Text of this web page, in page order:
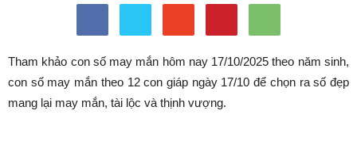
Tham khảo con số may mắn hôm nay 17/10/2025 theo năm sinh,
con số may mắn theo 12 con giáp ngày 17/10 để chọn ra số đẹp
mang lại may mắn, tài lộc và thịnh vượng.